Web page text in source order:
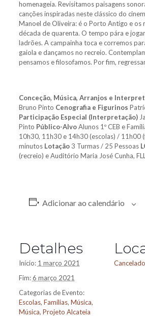
homenageia. Revisitamos paisagens
canções inspiradas neste clássico do
Manoel de Oliveira: é o Porto Antigo e os
década de quarenta. O tempo pára e
ladrões. A campainha toca e corremos
gaiola e dançamos no recreio.
pensamos e filosofamos. Por fim,
Conceção, Música, Arranjos e
Bruno Pinto Cenografia e Figurinos
Participação Especial (Interpretação)
Pinto Público-AlvoAlunos 1º CEB e
10h30, 11h30 e 14h30 (escolas) / 11h00
minutos Lotação 3 Turmas / 25 Pessoas
(recreio) e Auditório Maria José Cunha, FLL
Adicionar ao calendário
Detalhes
Início: 1 março 2021
Fim:6 março 2021
Categorias de Evento:
Escolas, Famílias, Música,
Música, Projeto Alcateia
Cancelado